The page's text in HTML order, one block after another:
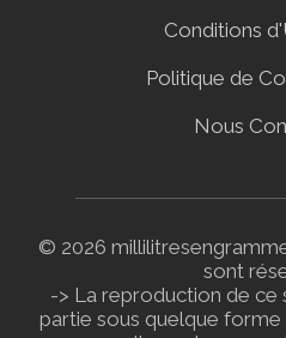
Conditions
Politique de
Nous
© 2026
sont
-> La reproduction de ce
partie sous quelque